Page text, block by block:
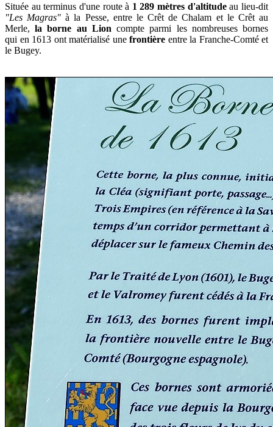
Située au terminus d'une route à 1 289 mètres d'altitudeau lieu-dit
"Les Magras" à la Pesse, entre le Crêt de Chalam et le Crêt au
Merle,la borne au Lion compte parmi les nombreuses bornes
qui en 1613 ont matérialisé une frontière entre la Franche-Comté et
le Bugey.